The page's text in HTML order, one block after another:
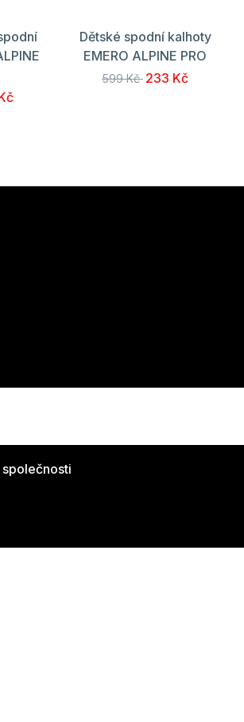
Dětské spodní kalhoty
EMERO ALPINE PRO
599 Kč 233 Kč
společnosti